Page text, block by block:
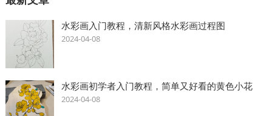
水彩画入门教程，清新风格水彩画过程图
2024-04-08
水彩画初学者入门教程，简单又好看的黄色小花
2024-04-08